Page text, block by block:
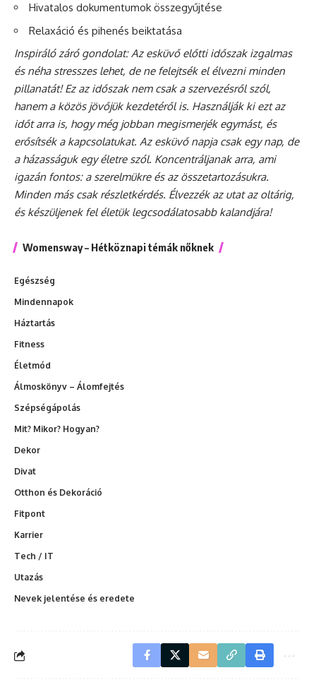
Hivatalos dokumentumok összegyűjtése
Relaxáció és pihenés beiktatása
Inspiráló záró gondolat: Az esküvő előtti időszak izgalmas
és néha stresszes lehet, de ne felejtsék el élvezni minden
pillanatát! Ez az időszak nem csak a szervezésről szól,
hanem a közös jövőjük kezdetéről is. Használják ki ezt az
időt arra is, hogy még jobban megismerjék egymást, és
erősítsék a kapcsolatukat. Az esküvő napja csak egy nap, de
a házasságuk egy életre szól. Koncentráljanak arra, ami
igazán fontos: a szerelmükre és az összetartozásukra.
Minden más csak részletkérdés. Élvezzék az utat az oltárig,
és készüljenek fel életük legcsodálatosabb kalandjára!
Womensway – Hétköznapi témák nőknek
Egészség
Mindennapok
Háztartás
Fitness
Életmód
Álmoskönyv – Álomfejtés
Szépségápolás
Mit? Mikor? Hogyan?
Dekor
Divat
Otthon és Dekoráció
Fitpont
Karrier
Tech / IT
Utazás
Nevek jelentése és eredete